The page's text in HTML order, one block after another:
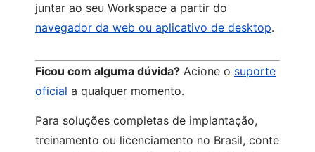
juntar ao seu Workspace a partir do
navegador da web ou aplicativo de desktop.
Ficou com alguma dúvida? Acione o suporte
oficial a qualquer momento.
Para soluções completas de implantação,
treinamento ou licenciamento no Brasil, conte